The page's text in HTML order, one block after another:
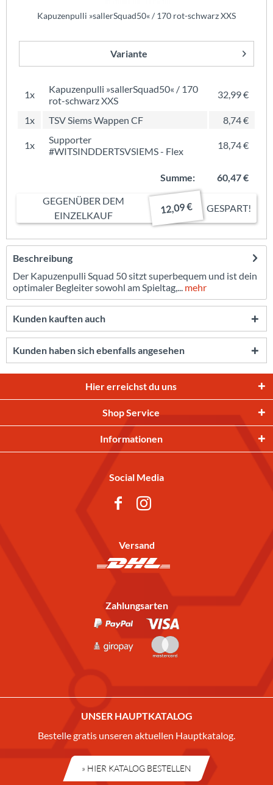
Kapuzenpulli »sallerSquad50« / 170 rot-schwarz XXS
Variante
1x
Kapuzenpulli »sallerSquad50« / 170
rot-schwarz XXS
32,99 €
1x TSV Siems Wappen CF 8,74 €
1x
Supporter
#WITSINDDERTSVSIEMS - Flex
18,74 €
Summe:
60,47 €
GEGENÜBER DEM
EINZELKAUF
12,09 € GESPART!
Beschreibung
Der Kapuzenpulli Squad 50 sitzt superbequem und ist dein
optimaler Begleiter sowohl am Spieltag,... mehr
Kunden kauften auch
Kunden haben sich ebenfalls angesehen
Hier erreichst du uns
Shop Service
Informationen
Social Media
Versand
Zahlungsarten
UNSER HAUPTKATALOG
Bestelle gratis unseren aktuellen Hauptkatalog.
» HIER KATALOG BESTELLEN